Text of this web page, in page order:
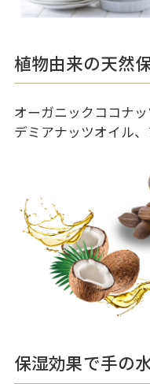
植物由来の天然
オーガニックココナ
デミアナッツオイル、
保湿効果で手の